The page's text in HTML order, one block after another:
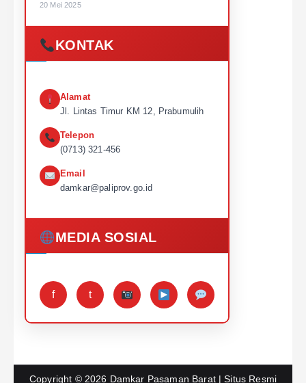
20 Mei 2025
KONTAK
Alamat
Jl. Lintas Timur KM 12, Prabumulih
Telepon
(0713) 321-456
Email
damkar@paliprov.go.id
MEDIA SOSIAL
f t
Copyright © 2026 Damkar Pasaman Barat | Situs Resmi